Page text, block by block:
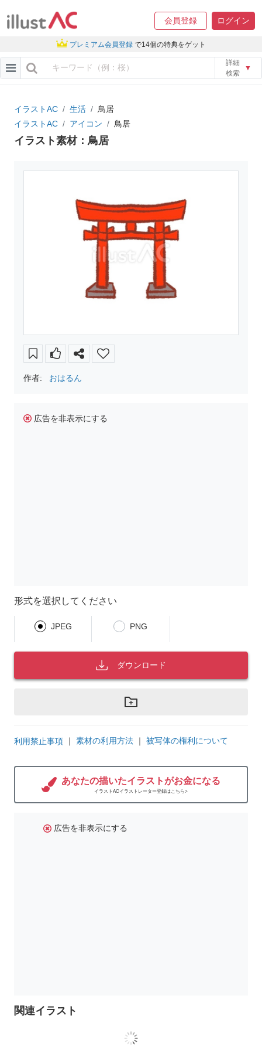
会員登録 ログイン
プレミアム会員登録 で14個の特典をゲット
詳細
検索
▼
イラストAC 生活
鳥居
イラストAC
アイコン 鳥居
イラスト素材：鳥居
作者: おはるん
広告を非表示にする
形式を選択してください
JPEG PNG
ダウンロード
利用禁止事項 ｜ 素材の利用方法 ｜ 被写体の権利について
あなたの描いたイラストがお金になる
イラストACイラストレーター登録はこちら>
広告を非表示にする
関連イラスト